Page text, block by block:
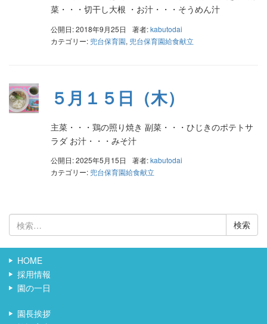
菜・・・切干し大根 ・お汁・・・そうめん汁
公開日: 2018年9月25日 著者:kabutodai
カテゴリー: 兜台保育園, 兜台保育園給食献立
５月１５日（木）
主菜・・・鶏の照り焼き 副菜・・・ひじきのポテトサ
ラダ お汁・・・みそ汁
公開日: 2025年5月15日 著者:kabutodai
カテゴリー: 兜台保育園給食献立
検
索:
HOME
採用情報
園の一日
園長挨拶